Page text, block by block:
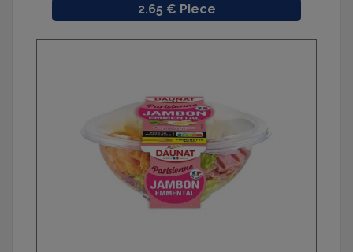
Prix
2.65 € Piece